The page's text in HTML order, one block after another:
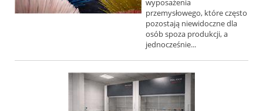
wyposażenia
przemysłowego, które często
pozostają niewidoczne dla
osób spoza produkcji, a
jednocześnie...